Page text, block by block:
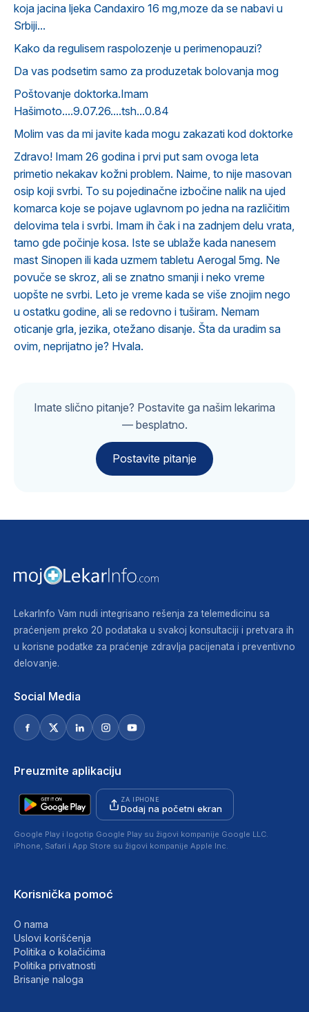
koja jacina ljeka Candaxiro 16 mg,moze da se nabavi u
Srbiji...
Kako da regulisem raspolozenje u perimenopauzi?
Da vas podsetim samo za produzetak bolovanja mog
Poštovanje doktorka.Imam
Hašimoto....9.07.26....tsh...0.84
Molim vas da mi javite kada mogu zakazati kod doktorke
Zdravo! Imam 26 godina i prvi put sam ovoga leta
primetio nekakav kožni problem. Naime, to nije masovan
osip koji svrbi. To su pojedinačne izbočine nalik na ujed
komarca koje se pojave uglavnom po jedna na različitim
delovima tela i svrbi. Imam ih čak i na zadnjem delu vrata,
tamo gde počinje kosa. Iste se ublaže kada nanesem
mast Sinopen ili kada uzmem tabletu Aerogal 5mg. Ne
povuče se skroz, ali se znatno smanji i neko vreme
uopšte ne svrbi. Leto je vreme kada se više znojim nego
u ostatku godine, ali se redovno i tuširam. Nemam
oticanje grla, jezika, otežano disanje. Šta da uradim sa
ovim, neprijatno je? Hvala.
Imate slično pitanje? Postavite ga našim lekarima
— besplatno.
Postavite pitanje
LekarInfo Vam nudi integrisano rešenja za telemedicinu sa
praćenjem preko 20 podataka u svakoj konsultaciji i pretvara ih
u korisne podatke za praćenje zdravlja pacijenata i preventivno
delovanje.
Social Media
Preuzmite aplikaciju
ZA IPHONE
Dodaj na početni ekran
Google Play i logotip Google Play su žigovi kompanije Google LLC.
iPhone, Safari i App Store su žigovi kompanije Apple Inc.
Korisnička pomoć
O nama
Uslovi korišćenja
Politika o kolačićima
Politika privatnosti
Brisanje naloga